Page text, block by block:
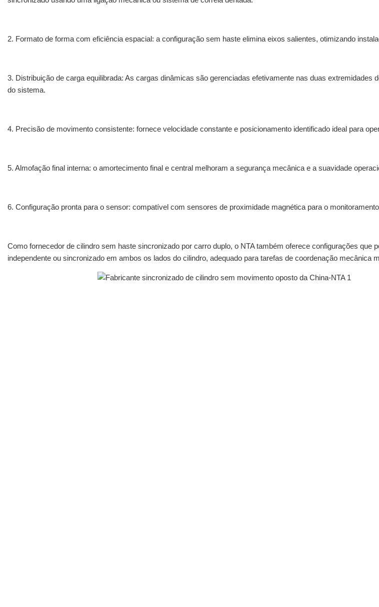
2. Formato de forma com eficiência espacial: a configuração sem haste elimina eixos salientes, otimizando
3. Distribuição de carga equilibrada: As cargas dinâmicas são gerenciadas efetivamente nas duas extremidades
do sistema.
4. Precisão de movimento consistente: fornece velocidade constante e posicionamento identificado ideal para
5. Almofação final interna: o amortecimento final e central melhoram a segurança mecânica e a suavidade
6. Configuração pronta para o sensor: compatível com sensores de proximidade magnética para o
Como fornecedor de cilindro sem haste sincronizado por carro duplo, o NTA também oferece configurações que
independente ou sincronizado em ambos os lados do cilindro, adequado para tarefas de coordenação mecânica